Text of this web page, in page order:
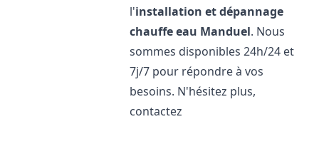
l'installation et dépannage
chauffe eau Manduel. Nous
sommes disponibles 24h/24 et
7j/7 pour répondre à vos
besoins. N'hésitez plus,
contactez